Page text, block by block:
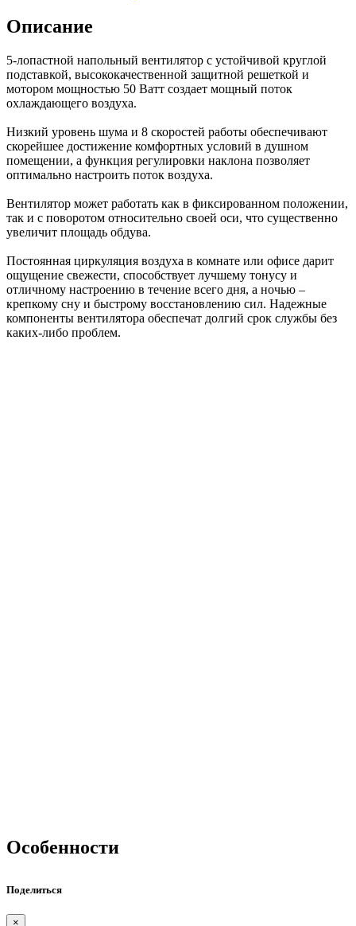
Описание
5-лопастной напольный вентилятор с устойчивой круглой
подставкой, высококачественной защитной решеткой и
мотором мощностью 50 Ватт создает мощный поток
охлаждающего воздуха.
Низкий уровень шума и 8 скоростей работы обеспечивают
скорейшее достижение комфортных условий в душном
помещении, а функция регулировки наклона позволяет
оптимально настроить поток воздуха.
Вентилятор может работать как в фиксированном положении,
так и с поворотом относительно своей оси, что существенно
увеличит площадь обдува.
Постоянная циркуляция воздуха в комнате или офисе дарит
ощущение свежести, способствует лучшему тонусу и
отличному настроению в течение всего дня, а ночью –
крепкому сну и быстрому восстановлению сил. Надежные
компоненты вентилятора обеспечат долгий срок службы без
каких-либо проблем.
Особенности
Поделиться
×